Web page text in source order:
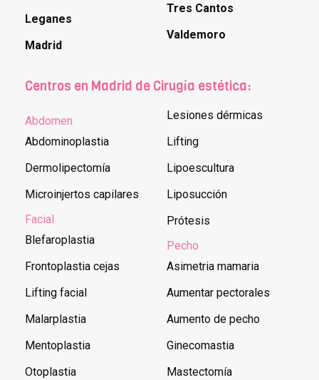
Leganes
Madrid
Tres Cantos
Valdemoro
Centros en Madrid de Cirugía estética:
Abdomen
Abdominoplastia
Dermolipectomía
Microinjertos capilares
Facial
Blefaroplastia
Frontoplastia cejas
Lifting facial
Malarplastia
Mentoplastia
Otoplastia
Lesiones dérmicas
Lifting
Lipoescultura
Liposucción
Prótesis
Pecho
Asimetria mamaria
Aumentar pectorales
Aumento de pecho
Ginecomastia
Mastectomía